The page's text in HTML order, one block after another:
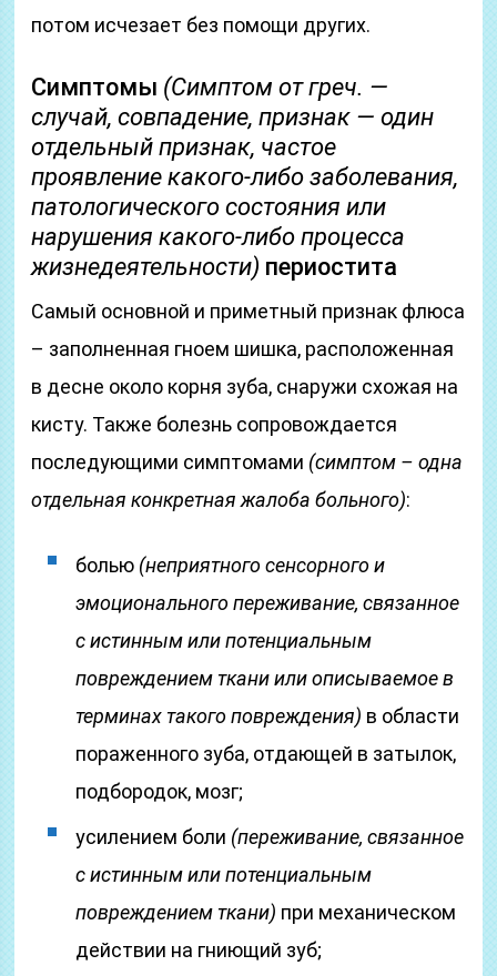
потом исчезает без помощи других.
Симптомы (Симптом от греч. —
случай, совпадение, признак — один
отдельный признак, частое
проявление какого-либо заболевания,
патологического состояния или
нарушения какого-либо процесса
жизнедеятельности) периостита
Самый основной и приметный признак флюса
– заполненная гноем шишка, расположенная
в десне около корня зуба, снаружи схожая на
кисту. Также болезнь сопровождается
последующими симптомами (симптом – одна
отдельная конкретная жалоба больного):
болью (неприятного сенсорного и
эмоционального переживание, связанное
с истинным или потенциальным
повреждением ткани или описываемое в
терминах такого повреждения) в области
пораженного зуба, отдающей в затылок,
подбородок, мозг;
усилением боли (переживание, связанное
с истинным или потенциальным
повреждением ткани) при механическом
действии на гниющий зуб;